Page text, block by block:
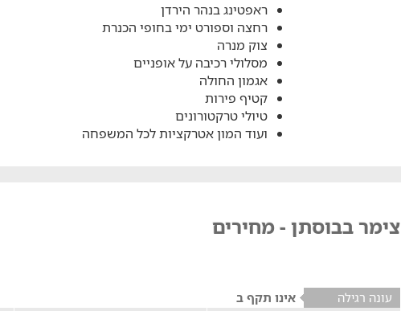
ראפטינג בנהר הירדן
רחצה וספורט ימי בחופי הכנרת
צוק מנרה
מסלולי רכיבה על אופניים
אגמון החולה
קטיף פירות
טיולי טרקטורונים
ועוד המון אטרקציות לכל המשפחה
צימר בבוסתן - מחירים
עונה רגילה אינו תקף ב